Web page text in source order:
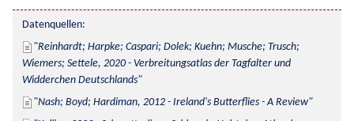
Datenquellen:
Reinhardt; Harpke; Caspari; Dolek; Kuehn; Musche; Trusch;
Wiemers; Settele, 2020 - Verbreitungsatlas der Tagfalter und
Widderchen Deutschlands
Nash; Boyd; Hardiman, 2012 - Ireland's Butterflies - A Review